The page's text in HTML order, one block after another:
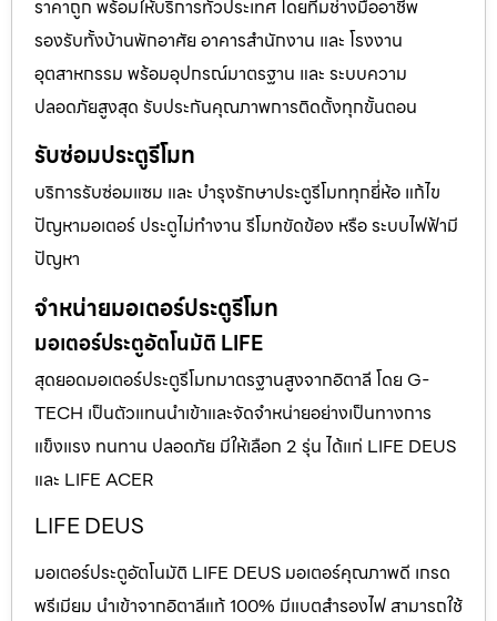
ราคาถูก พร้อมให้บริการทั่วประเทศ โดยทีมช่างมืออาชีพ
รองรับทั้งบ้านพักอาศัย อาคารสำนักงาน และ โรงงาน
อุตสาหกรรม พร้อมอุปกรณ์มาตรฐาน และ ระบบความ
ปลอดภัยสูงสุด รับประกันคุณภาพการติดตั้งทุกขั้นตอน
รับซ่อมประตูรีโมท
บริการรับซ่อมแซม และ บำรุงรักษาประตูรีโมททุกยี่ห้อ แก้ไข
ปัญหามอเตอร์ ประตูไม่ทำงาน รีโมทขัดข้อง หรือ ระบบไฟฟ้ามี
ปัญหา
จำหน่ายมอเตอร์ประตูรีโมท
มอเตอร์ประตูอัตโนมัติ LIFE
สุดยอดมอเตอร์ประตูรีโมทมาตรฐานสูงจากอิตาลี โดย G-
TECH เป็นตัวแทนนำเข้าและจัดจำหน่ายอย่างเป็นทางการ
แข็งแรง ทนทาน ปลอดภัย มีให้เลือก 2 รุ่น ได้แก่ LIFE DEUS
และ LIFE ACER
LIFE DEUS
มอเตอร์ประตูอัตโนมัติ LIFE DEUS มอเตอร์คุณภาพดี เกรด
พรีเมียม นำเข้าจากอิตาลีแท้ 100% มีแบตสำรองไฟ สามารถใช้